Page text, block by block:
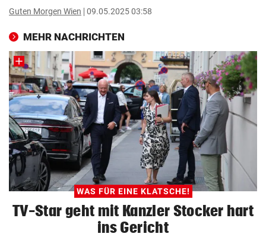
Guten Morgen Wien 09.05.2025 03:58
MEHR NACHRICHTEN
WAS FÜR EINE KLATSCHE!
TV-Star geht mit Kanzler Stocker hart
ins Gericht